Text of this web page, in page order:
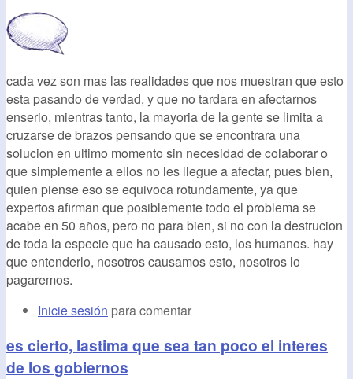
cada vez son mas las realidades que nos muestran que esto
esta pasando de verdad, y que no tardara en afectarnos
enserio, mientras tanto, la mayoria de la gente se limita a
cruzarse de brazos pensando que se encontrara una
solucion en ultimo momento sin necesidad de colaborar o
que simplemente a ellos no les llegue a afectar, pues bien,
quien piense eso se equivoca rotundamente, ya que
expertos afirman que posiblemente todo el problema se
acabe en 50 años, pero no para bien, si no con la destrucion
de toda la especie que ha causado esto, los humanos. hay
que entenderlo, nosotros causamos esto, nosotros lo
pagaremos.
Inicie sesión para comentar
es cierto, lastima que sea tan poco el interes
de los gobiernos